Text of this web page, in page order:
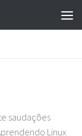
saudações
Linux